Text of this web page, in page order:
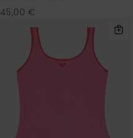
45,00 €